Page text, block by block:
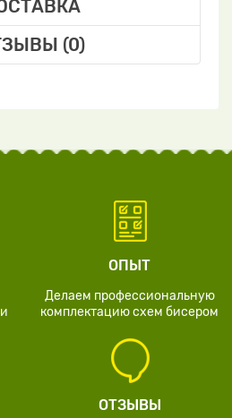
(0)
ОПЫТ
Делаем профессиональную
комплектацию схем бисером
ОТЗЫВЫ